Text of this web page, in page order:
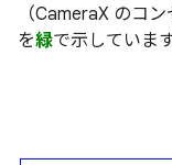
（CameraX のコ
を緑で示していま